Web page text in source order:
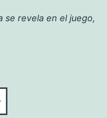
se revela en el juego,